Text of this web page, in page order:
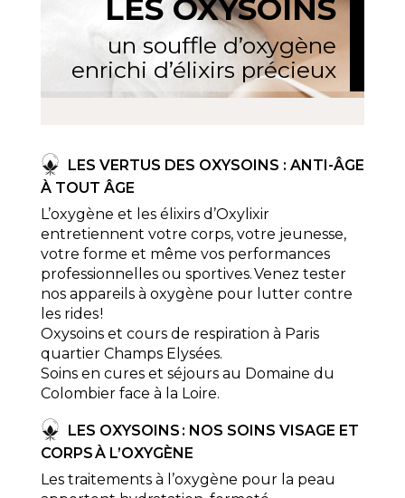
LES OXYSOINS
un souffle d’oxygène
enrichi d’élixirs précieux
LES VERTUS DES OXYSOINS : ANTI-ÂGE
À TOUT ÂGE
L’oxygène et les élixirs d’Oxylixir
entretiennent votre corps, votre jeunesse,
votre forme et même vos performances
professionnelles ou sportives. Venez tester
nos appareils à oxygène pour lutter contre
les rides !
Oxysoins et cours de respiration à Paris
quartier Champs Elysées.
Soins en cures et séjours au Domaine du
Colombier face à la Loire.
LES OXYSOINS : NOS SOINS VISAGE ET
CORPS À L’OXYGÈNE
Les traitements à l’oxygène pour la peau